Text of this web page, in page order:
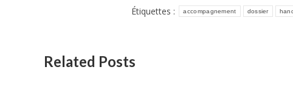
Étiquettes :
accompagnement dossier
Related Posts